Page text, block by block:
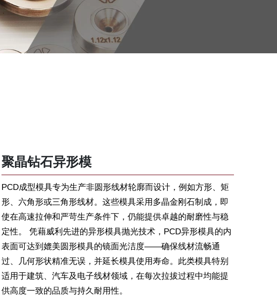
聚晶钻石异形模
PCD成型模具专为生产非圆形线材轮廓而设计，例如方形、矩
形、六角形或三角形线材。这些模具采用多晶金刚石制成，即
使在高速拉伸和严苛生产条件下，仍能提供卓越的耐磨性与稳
定性。 凭藉威利先进的异形模具抛光技术，PCD异形模具的内
表面可达到媲美圆形模具的镜面光洁度——确保线材流畅通
过、几何形状精准无误，并延长模具使用寿命。此类模具特别
适用于建筑、汽车及电子线材领域，在每次拉拔过程中均能提
供高度一致的品质与持久耐用性。